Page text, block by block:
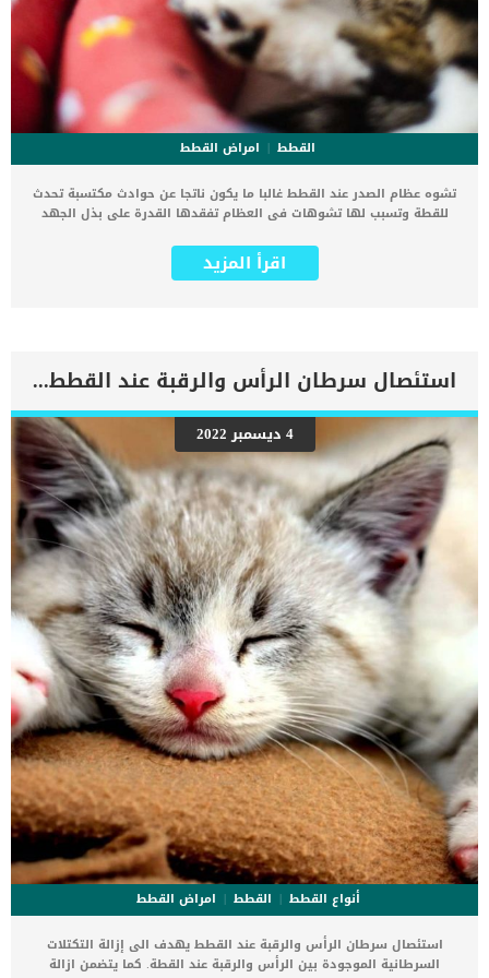
القطط
امراض القطط
تشوه عظام الصدر عند القطط غالبا ما يكون ناتجا عن حوادث مكتسبة تحدث
للقطة وتسبب لها تشوهات فى العظام تفقدها القدرة على بذل الجهد
وسط الصدر ، والغضاريف الضلعية هي الغضاريف التي تربط عظم الصدر
بنهايات الضلوع. يحدث تشوه عظام الصدر عند القطط مما يؤدي إلى
عليها فى هذا المقال. علامات واعراض تشوه عظام الصدر عند القطط
صعوبة في التنفس يكون القط غير قادر على أداء التمارين الروتينية زيادة
عمق التنفس التهابات الرئة المتكررة فقدان الوزنسعال التقيؤ ضعف
الشهية عدم زيادة الوزن السبب الوحيد الذى يكمن خلف هذه المشكلة هو
الاستعداد الوراثى والذى تحفزه بعض السلالات اكثر من الاخرى. اقرأ ايضا:
تشوه العظام والتقزم عند القطط تشخيص الطبيب البيطرى لحالة القط
سوف تحتاج إلى إعطاء الطبيب البيطري تاريخًا شاملاً لصحة قطتك ، وأي
معلومات لديك عن أصلها وخلفيتها الجينية ، وبداية الأعراض. كما سيُجري
طبيبك البيطري عدة صور بالأشعة السينية لتجويف […]
اقرأ المزيد
استئصال سرطان الرأس والرقبة عند القطط بالتفاصيل
4 ديسمبر 2022
أنواع القطط القطط
امراض القطط
استئصال سرطان الرأس والرقبة عند القطط يهدف الى إزالة التكتلات
السرطانية الموجودة بين الرأس والرقبة عند القطة. كما يتضمن ازالة